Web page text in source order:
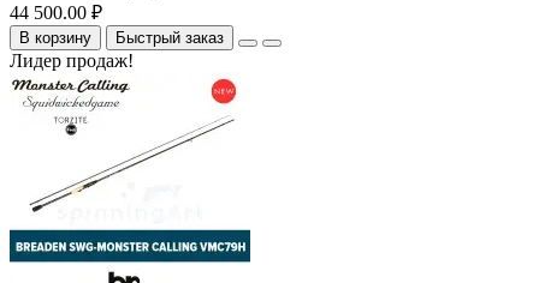
44 500.00 ₽
В корзину Быстрый заказ
Лидер продаж!